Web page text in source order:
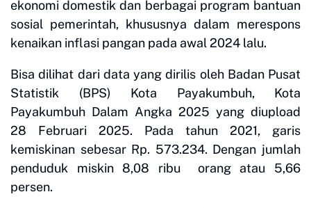
ekonomi domestik dan berbagai program bantuan
sosial pemerintah, khususnya dalam merespons
kenaikan inflasi pangan pada awal 2024 lalu.
Bisa dilihat dari data yang dirilis oleh Badan Pusat
Statistik (BPS) Kota Payakumbuh, Kota
Payakumbuh Dalam Angka 2025 yang diupload
28 Februari 2025. Pada tahun 2021, garis
kemiskinan sebesar Rp. 573.234. Dengan jumlah
penduduk miskin 8,08 ribu orang atau 5,66
persen.